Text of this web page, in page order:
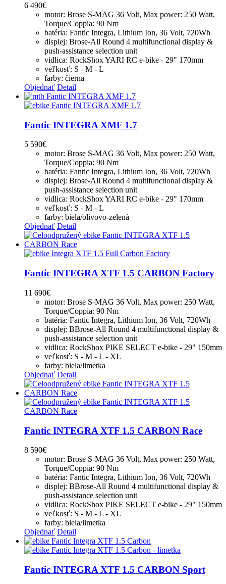
6 490€
motor: Brose S-MAG 36 Volt, Max power: 250 Watt,
Torque/Coppia: 90 Nm
batéria: Fantic Integra, Lithium Ion, 36 Volt, 720Wh
displej: Brose-All Round 4 multifunctional display &
push-assistance selection unit
vidlica: RockShox YARI RC e-bike - 29" 170mm
veľkosť: S - M - L
farby: čierna
Objednať Detail
Fantic INTEGRA XMF 1.7
5 590€
motor: Brose S-MAG 36 Volt, Max power: 250 Watt,
Torque/Coppia: 90 Nm
batéria: Fantic Integra, Lithium Ion, 36 Volt, 720Wh
displej: Brose-All Round 4 multifunctional display &
push-assistance selection unit
vidlica: RockShox YARI RC e-bike - 29" 170mm
veľkosť: S - M - L
farby: biela/olivovo-zelená
Objednať Detail
Fantic INTEGRA XTF 1.5 CARBON Factory
11 690€
motor: Brose S-MAG 36 Volt, Max power: 250 Watt,
Torque/Coppia: 90 Nm
batéria: Fantic Integra, Lithium Ion, 36 Volt, 720Wh
displej: BBrose-All Round 4 multifunctional display &
push-assistance selection unit
vidlica: RockShox PIKE SELECT e-bike - 29" 150mm
veľkosť: S - M - L - XL
farby: biela/limetka
Objednať Detail
Fantic INTEGRA XTF 1.5 CARBON Race
8 590€
motor: Brose S-MAG 36 Volt, Max power: 250 Watt,
Torque/Coppia: 90 Nm
batéria: Fantic Integra, Lithium Ion, 36 Volt, 720Wh
displej: BBrose-All Round 4 multifunctional display &
push-assistance selection unit
vidlica: RockShox PIKE SELECT e-bike - 29" 150mm
veľkosť: S - M - L - XL
farby: biela/limetka
Objednať Detail
Fantic INTEGRA XTF 1.5 CARBON Sport